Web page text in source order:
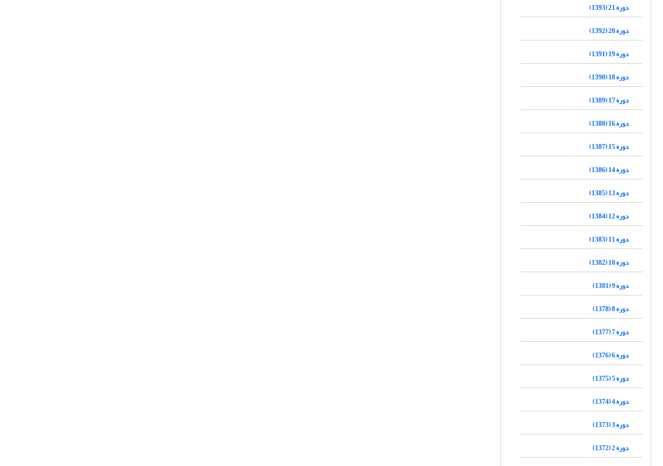
دوره 21 (1393)
دوره 20 (1392)
دوره 19 (1391)
دوره 18 (1390)
دوره 17 (1389)
دوره 16 (1388)
دوره 15 (1387)
دوره 14 (1386)
دوره 13 (1385)
دوره 12 (1384)
دوره 11 (1383)
دوره 10 (1382)
دوره 9 (1381)
دوره 8 (1378)
دوره 7 (1377)
دوره 6 (1376)
دوره 5 (1375)
دوره 4 (1374)
دوره 3 (1373)
دوره 2 (1372)